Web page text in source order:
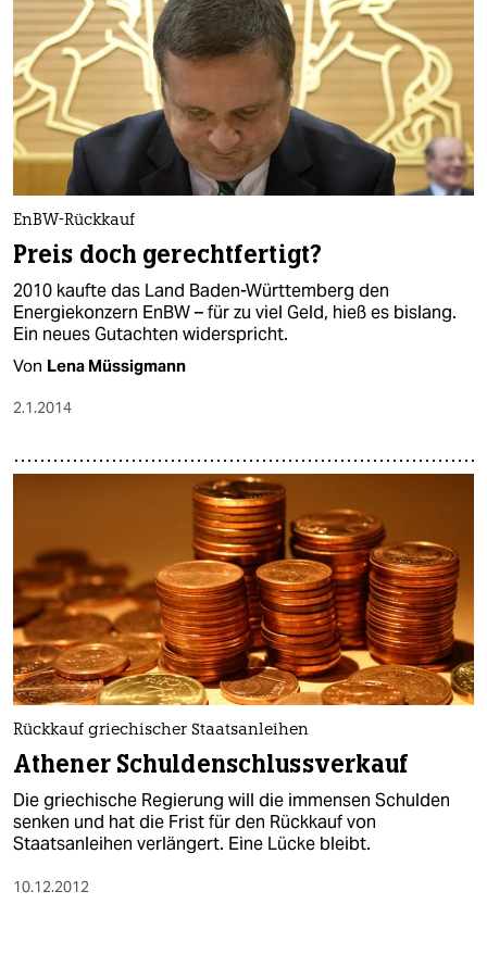
EnBW-Rückkauf
Preis doch gerechtfertigt?
2010 kaufte das Land Baden-Württemberg den
Energiekonzern EnBW – für zu viel Geld, hieß es bislang.
Ein neues Gutachten widerspricht.
Von Lena Müssigmann
2.1.2014
Rückkauf griechischer Staatsanleihen
Athener Schuldenschlussverkauf
Die griechische Regierung will die immensen Schulden
senken und hat die Frist für den Rückkauf von
Staatsanleihen verlängert. Eine Lücke bleibt.
10.12.2012